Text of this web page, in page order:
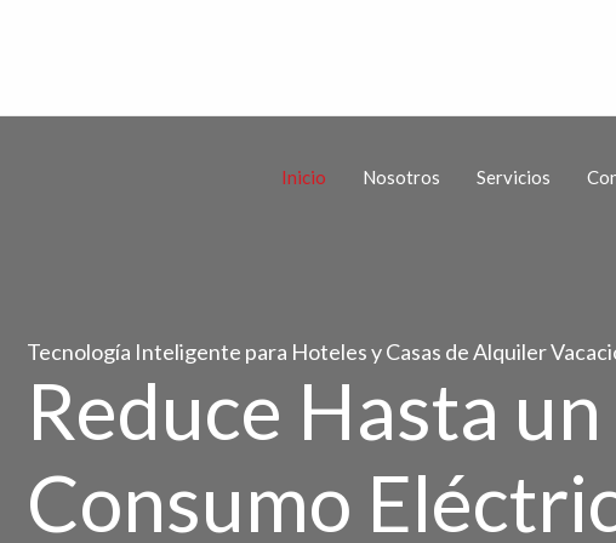
Inicio
Nosotros Servicios
Tecnología Inteligente para Hoteles y Casas de Alquiler
Reduce Hasta
Consumo